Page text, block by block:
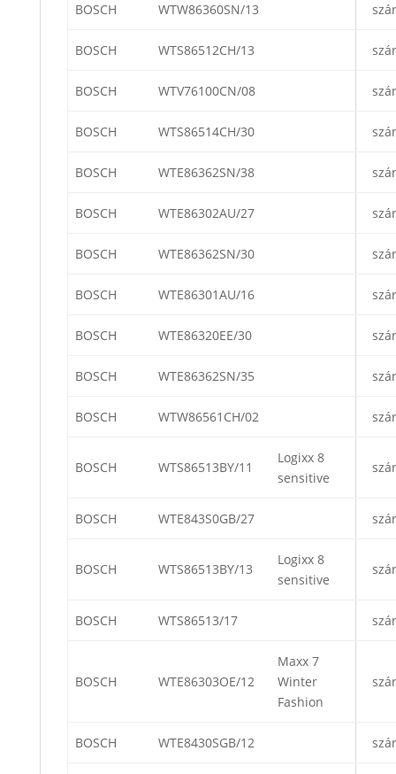
BOSCH WTW86360SN/13
BOSCH WTS86512CH/13
BOSCH WTV76100CN/08
BOSCH WTS86514CH/30
BOSCH WTE86362SN/38
BOSCH WTE86302AU/27
BOSCH WTE86362SN/30
BOSCH WTE86301AU/16
BOSCH WTE86320EE/30
BOSCH WTE86362SN/35
BOSCH WTW86561CH/02
BOSCH WTS86513BY/11
Logixx 8
sensitive
BOSCH WTE843S0GB/27
BOSCH WTS86513BY/13
Logixx 8
sensitive
BOSCH WTS86513/17
BOSCH WTE86303OE/12
Maxx 7
Winter
Fashion
BOSCH WTE8430SGB/12